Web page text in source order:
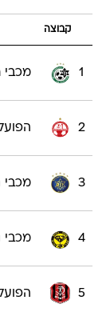
קבוצה
1 מכבי
2
3 מכבי
4 מכבי
5